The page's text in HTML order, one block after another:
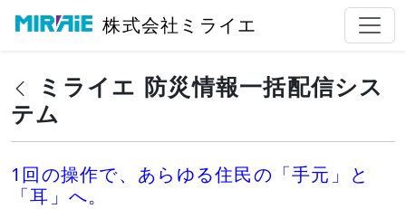
株式会社ミライエ
ミライエ 防災情報一括配信シス
テム
1回の操作で、あらゆる住民の「手元」と
「耳」へ。